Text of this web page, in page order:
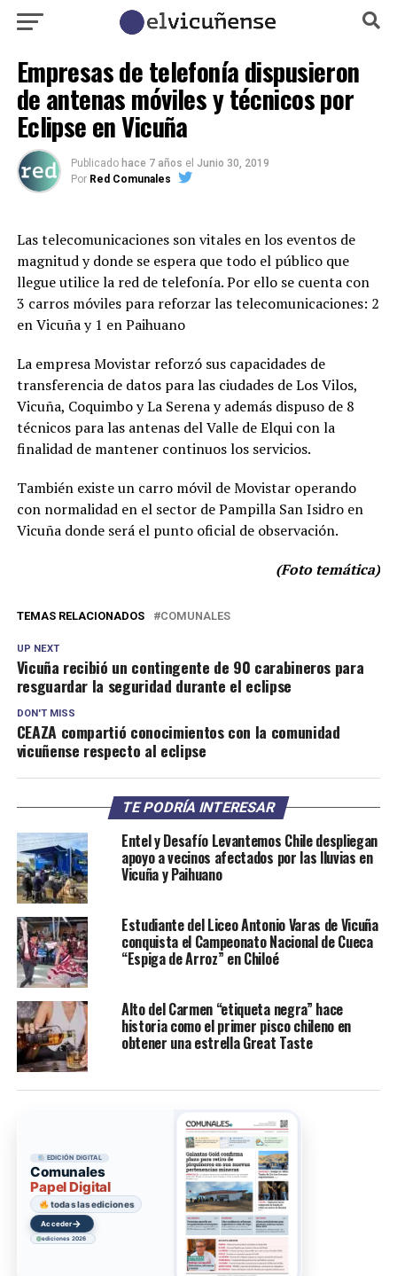
Empresas de telefonía dispusieron
de antenas móviles y técnicos por
Eclipse en Vicuña
Publicado hace 7 años el Junio 30, 2019
Por Red Comunales
Las telecomunicaciones son vitales en los eventos de
magnitud y donde se espera que todo el público que
llegue utilice la red de telefonía. Por ello se cuenta con
3 carros móviles para reforzar las telecomunicaciones: 2
en Vicuña y 1 en Paihuano
La empresa Movistar reforzó sus capacidades de
transferencia de datos para las ciudades de Los Vilos,
Vicuña, Coquimbo y La Serena y además dispuso de 8
técnicos para las antenas del Valle de Elqui con la
finalidad de mantener continuos los servicios.
También existe un carro móvil de Movistar operando
con normalidad en el sector de Pampilla San Isidro en
Vicuña donde será el punto oficial de observación.
(Foto temática)
TEMAS RELACIONADOS COMUNALES
UP NEXT
Vicuña recibió un contingente de 90 carabineros para
resguardar la seguridad durante el eclipse
DON'T MISS
CEAZA compartió conocimientos con la comunidad
vicuñense respecto al eclipse
TE PODRÍA INTERESAR
Entel y Desafío Levantemos Chile despliegan
apoyo a vecinos afectados por las lluvias en
Vicuña y Paihuano
Estudiante del Liceo Antonio Varas de Vicuña
conquista el Campeonato Nacional de Cueca
“Espiga de Arroz” en Chiloé
Alto del Carmen “etiqueta negra” hace
historia como el primer pisco chileno en
obtener una estrella Great Taste
EDICIÓN DIGITAL
Comunales
Papel Digital
todas las ediciones
Acceder→
ediciones 2026